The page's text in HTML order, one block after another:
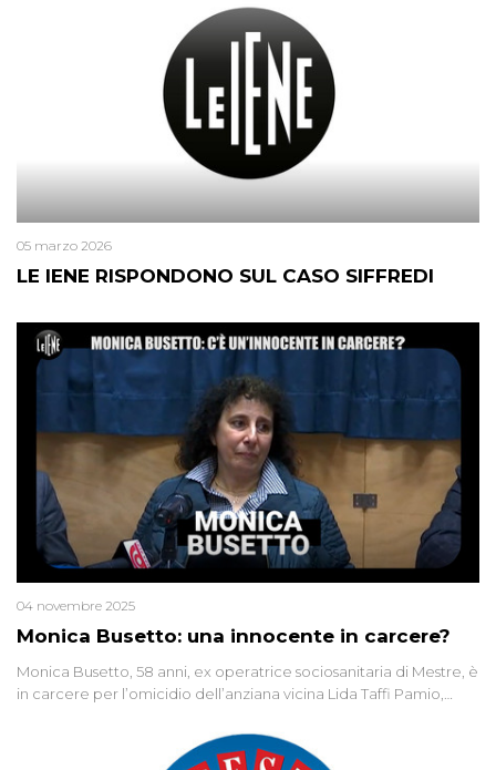
LE IENE RISPONDONO SUL CASO SIFFREDI
05 marzo 2026
Monica Busetto: una innocente in carcere?
04 novembre 2025
Monica Busetto, 58 anni, ex operatrice sociosanitaria di Mestre, è
in carcere per l’omicidio dell’anziana vicina Lida Taffi Pamio,
minuscola su una collanina, Monica si proclama innocente. Nel
2015 un’altra donna confessa lo stesso delitto, poi ritratta. Due